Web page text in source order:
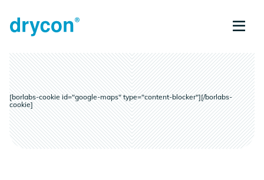
[borlabs-cookie id="google-maps" type="content-blocker"][/borlabs-
cookie]